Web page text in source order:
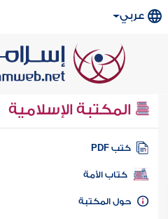
عربي
المكتبة الإسلامية
كتب PDF
كتاب الأمة